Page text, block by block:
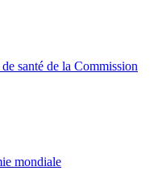
santé de la Commission
mondiale